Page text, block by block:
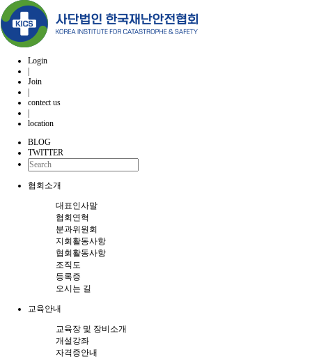
Login
Join
contect us
location
BLOG
TWITTER
협회소개
대표인사말
협회연혁
분과위원회
지회활동사항
협회활동사항
조직도
등록증
오시는 길
교육안내
교육장 및 장비소개
개설강좌
자격증안내